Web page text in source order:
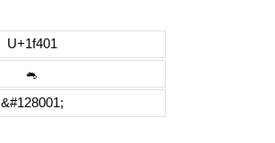
U+1f401
🐁
&#128001;